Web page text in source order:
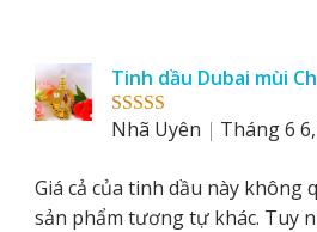
Rated5out
Tinh dầu Dubai mùi
Nhã Uyên
Tháng 6
Giá cả của tinh dầu này không
sản phẩm tương tự khác. Tuy